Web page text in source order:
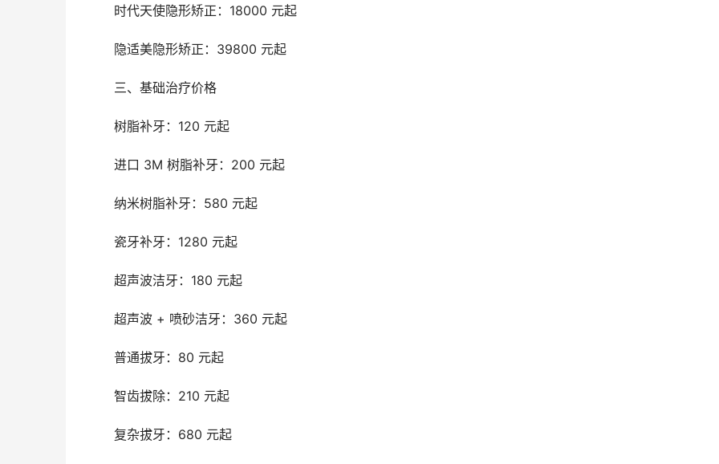
	时代天使隐形矫正：18000 元起
	隐适美隐形矫正：39800 元起
	三、基础治疗价格
	树脂补牙：120 元起
	进口 3M 树脂补牙：200 元起
	纳米树脂补牙：580 元起
	瓷牙补牙：1280 元起
	超声波洁牙：180 元起
	超声波 + 喷砂洁牙：360 元起
	普通拔牙：80 元起
	智齿拔除：210 元起
	复杂拔牙：680 元起